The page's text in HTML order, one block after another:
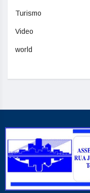
Turismo
Video
world